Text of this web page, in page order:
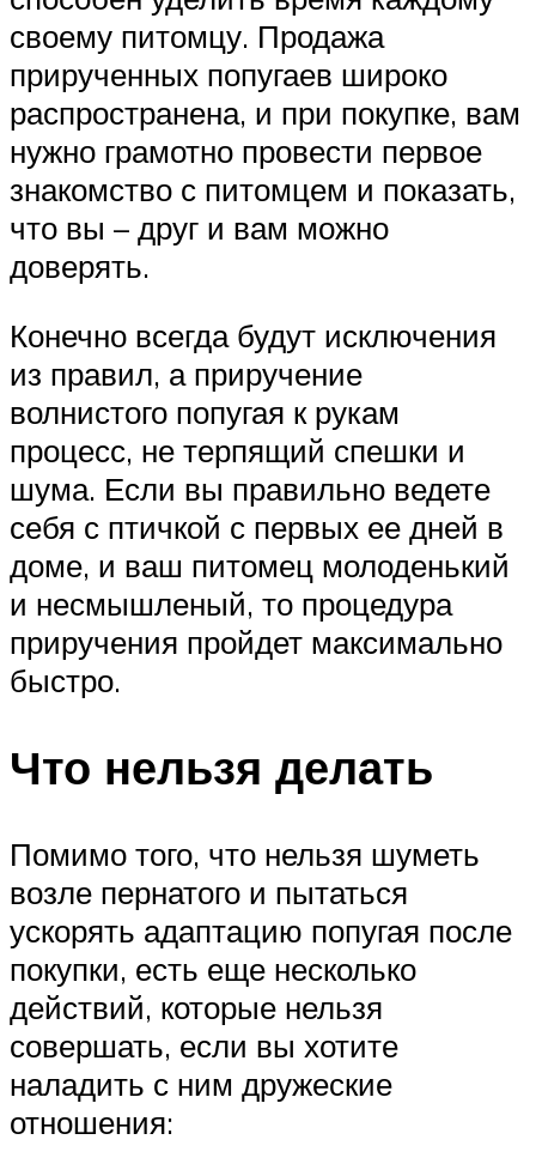
своему питомцу. Продажа
прирученных попугаев широко
распространена, и при покупке, вам
нужно грамотно провести первое
знакомство с питомцем и показать,
что вы – друг и вам можно
доверять.
Конечно всегда будут исключения
из правил, а приручение
волнистого попугая к рукам
процесс, не терпящий спешки и
шума. Если вы правильно ведете
себя с птичкой с первых ее дней в
доме, и ваш питомец молоденький
и несмышленый, то процедура
приручения пройдет максимально
быстро.
Что нельзя делать
Помимо того, что нельзя шуметь
возле пернатого и пытаться
ускорять адаптацию попугая после
покупки, есть еще несколько
действий, которые нельзя
совершать, если вы хотите
наладить с ним дружеские
отношения: